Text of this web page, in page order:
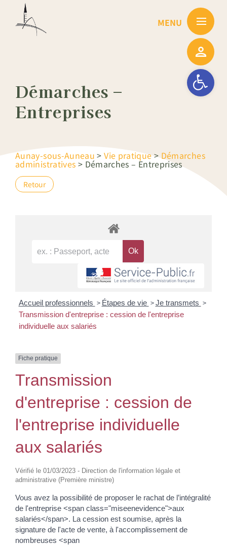
Ouvrir la
Démarches –
Entreprises
Aunay-sous-Auneau >Vie pratique>Démarches
administratives > Démarches – Entreprises
Retour
Accueil professionnels > Étapes de vie > Je transmets >
Transmission d'entreprise : cession de l'entreprise
individuelle aux salariés
Fiche pratique
Transmission
d'entreprise : cession de
l'entreprise individuelle
aux salariés
Vérifié le 01/03/2023 - Direction de l'information légale et
administrative (Première ministre)
Vous avez la possibilité de proposer le rachat de l’intégralité
de l'entreprise <span class="miseenevidence">aux
salariés</span>. La cession est soumise, après la
signature de l'acte de vente, à l'accomplissement de
nombreuses <span